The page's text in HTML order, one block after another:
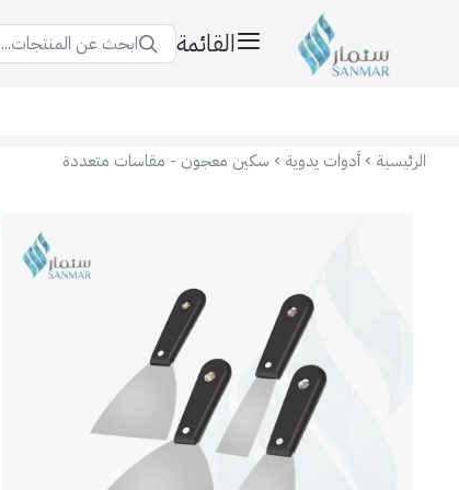
القائمة ابحث عن المنتجات...
الرئيسية أدوات يدوية سكين معجون - مقاسات متعددة